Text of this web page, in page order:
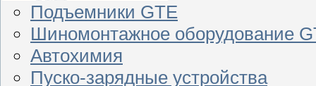
Подъемники GTE
Шиномонтажное оборудование
Автохимия
Пуско-зарядные устройства